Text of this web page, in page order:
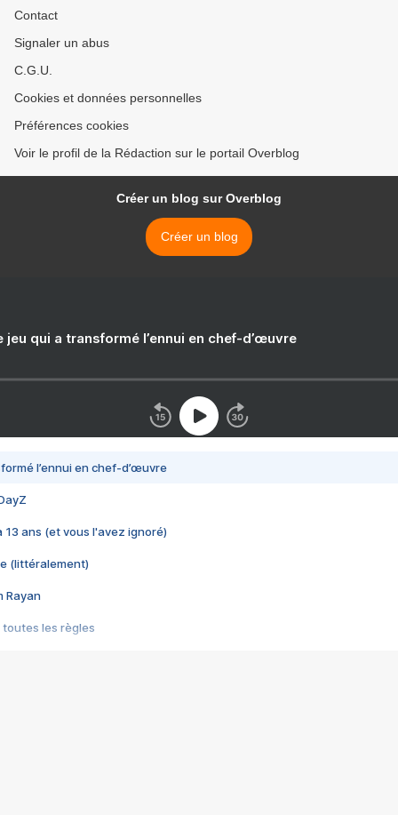
Contact
Signaler un abus
C.G.U.
Cookies et données personnelles
Préférences cookies
Voir le profil de la Rédaction sur le portail Overblog
Créer un blog sur Overblog
Créer un blog
jeu qui a transformé l’ennui en chef-d’œuvre
l’ennui en chef-d’œuvre
13 ans (et vous l'avez ignoré)
(littéralement)
Rayan
toutes les règles